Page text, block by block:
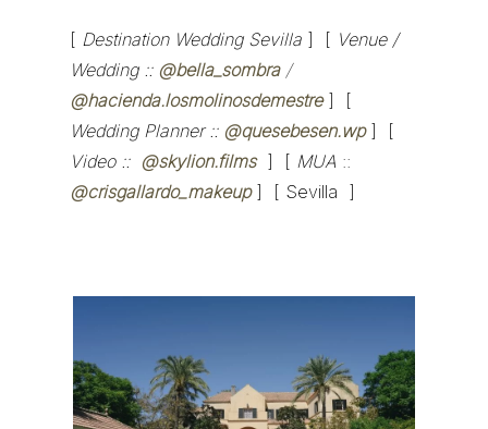
[ Destination Wedding Sevilla ] [ Venue /
Wedding :: @bella_sombra /
@hacienda.losmolinosdemestre ] [
Wedding Planner :: @quesebesen.wp ] [
Video :: @skylion.films] [ MUA ::
@crisgallardo_makeup ] [ Sevilla ]